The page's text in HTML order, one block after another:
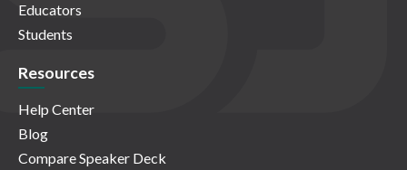
Educators
Students
Resources
Help Center
Blog
Compare Speaker Deck